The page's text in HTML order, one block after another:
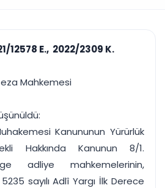
takibi
yönetim
finansa, hepsi bir arada.
Ücretsiz Başlayın
12578 E., 2022/2309 K.
Mahkemesi
Kanununun Yürürlük
Hakkında Kanunun 8/1.
adliye mahkemelerinin,
sayılı Adlî Yargı İlk Derece